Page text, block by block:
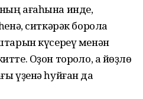
ағаһына инде,
ситкəрəк борола
күсереү менəн
Оҙон тороҡло, аҡ йɵҙлɵ
үҙенə һуйған да